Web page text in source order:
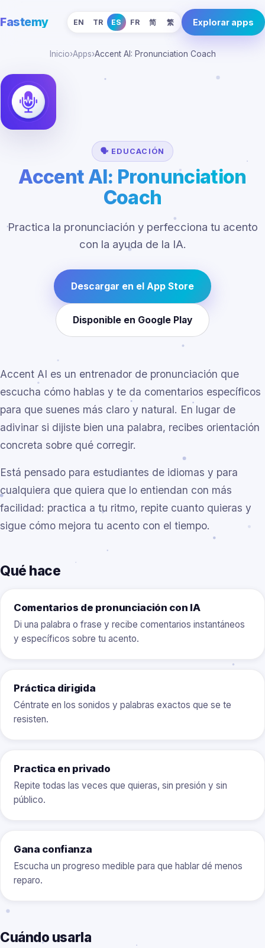
Fastemy EN TR ES FR 简 繁 Explorar apps
Inicio›Apps›Accent AI: Pronunciation Coach
🗣️ EDUCACIÓN
Accent AI: Pronunciation
Coach
Practica la pronunciación y perfecciona tu acento
con la ayuda de la IA.
Descargar en el App Store
Disponible en Google Play
Accent AI es un entrenador de pronunciación que
escucha cómo hablas y te da comentarios específicos
para que suenes más claro y natural. En lugar de
adivinar si dijiste bien una palabra, recibes orientación
concreta sobre qué corregir.
Está pensado para estudiantes de idiomas y para
cualquiera que quiera que lo entiendan con más
facilidad: practica a tu ritmo, repite cuanto quieras y
sigue cómo mejora tu acento con el tiempo.
Qué hace
Comentarios de pronunciación con IA
Di una palabra o frase y recibe comentarios instantáneos
y específicos sobre tu acento.
Práctica dirigida
Céntrate en los sonidos y palabras exactos que se te
resisten.
Practica en privado
Repite todas las veces que quieras, sin presión y sin
público.
Gana confianza
Escucha un progreso medible para que hablar dé menos
reparo.
Cuándo usarla